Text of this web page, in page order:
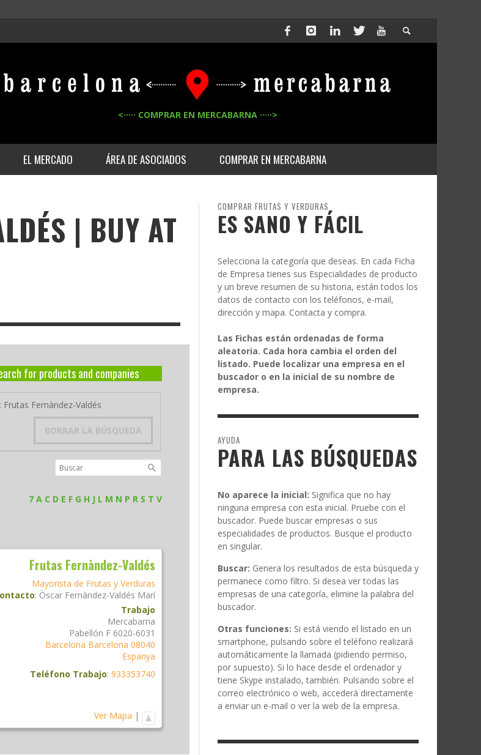
<····· COMPRAR EN MERCABARNA ·····>
EL MERCADO ÁREA DE ASOCIADOS COMPRAR EN MERCABARNA
| BUY AT
for products and companies
Fernàndez-Valdés
BORRAR LA BÚSQUEDA
7 A C D E F G H J L M N P R S T V
Frutas Fernàndez-Valdés
Mayorista de Frutas y Verduras
: Òscar Fernàndez-Valdés Marí
Trabajo
Mercabarna
Pabellón F 6020-6031
Barcelona Barcelona 08040
Espanya
Teléfono Trabajo: 933353740
Ver Mapa |
COMPRAR FRUTAS Y VERDURAS
ES SANO Y FÁCIL
Selecciona la categoría que deseas. En cada Ficha
de Empresa tienes sus Especialidades de producto
y un breve resumen de su historia, están todos los
datos de contacto con los teléfonos, e-mail,
dirección y mapa. Contacta y compra.
Las Fichas están ordenadas de forma
aleatoria. Cada hora cambia el orden del
listado. Puede localizar una empresa en el
buscador o en la inicial de su nombre de
empresa.
AYUDA
PARA LAS BÚSQUEDAS
No aparece la inicial: Significa que no hay
ninguna empresa con esta inicial. Pruebe con el
buscador. Puede buscar empresas o sus
especialidades de productos. Busque el producto
en singular.
Buscar: Genera los resultados de esta búsqueda y
permanece como filtro. Si desea ver todas las
empresas de una categoría, elimine la palabra del
buscador.
Otras funciones: Si está viendo el listado en un
smartphone, pulsando sobre el teléfono realizará
automáticamente la llamada (pidiendo permiso,
por supuesto). Si lo hace desde el ordenador y
tiene Skype instalado, también. Pulsando sobre el
correo electrónico o web, accederá directamente
a enviar un e-mail o ver la web de la empresa.